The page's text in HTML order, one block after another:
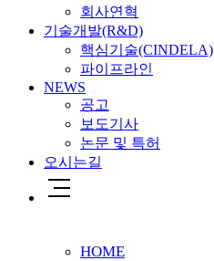
회사연혁
기술개발(R&D)
핵심기술(CINDELA)
파이프라인
NEWS
공고
보도기사
논문 및 특허
오시는길
HOME